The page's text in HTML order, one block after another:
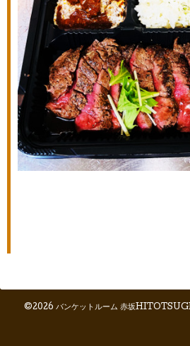
©2026 バンケットルーム 赤坂